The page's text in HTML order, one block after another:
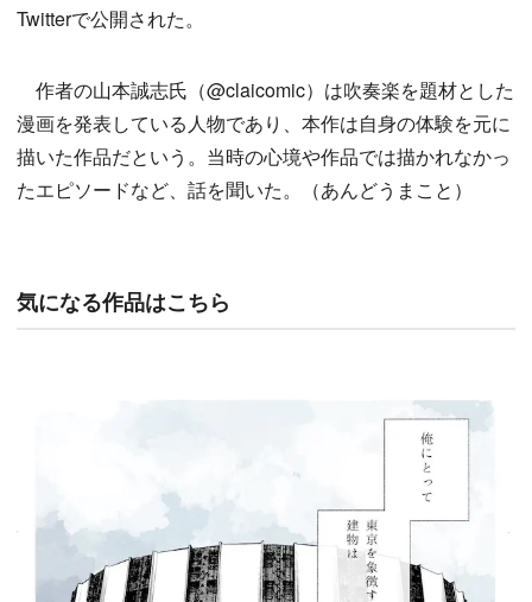
Twitterで公開された。
作者の山本誠志氏（@claicomic）は吹奏楽を題材とした
漫画を発表している人物であり、本作は自身の体験を元に
描いた作品だという。当時の心境や作品では描かれなかっ
たエピソードなど、話を聞いた。（あんどうまこと）
気になる作品はこちら